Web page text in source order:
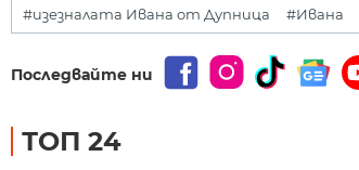
#изезналата Ивана от Дупница #Ивана
Последвайте ни
ТОП 24